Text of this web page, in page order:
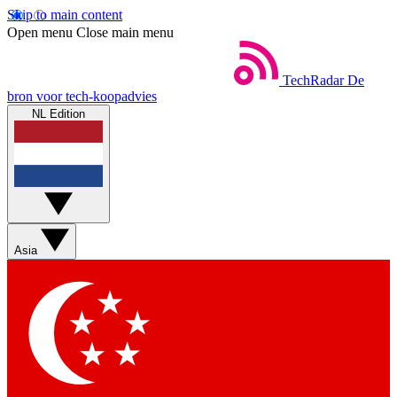
Skip to main content
Open menu Close main menu
TechRadar De
bron voor tech-koopadvies
NL Edition
Asia